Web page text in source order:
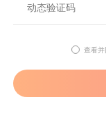
查看并